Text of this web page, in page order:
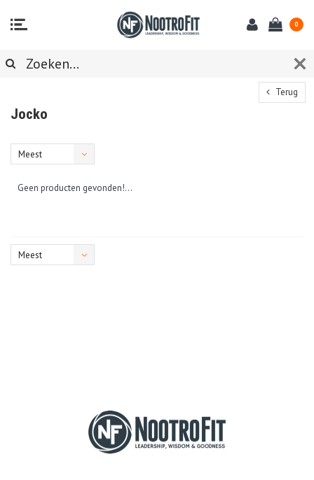
0
Terug
Jocko
Meest
Geen producten gevonden!...
Meest